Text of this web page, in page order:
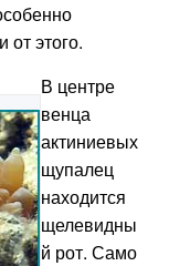
от этого.
В центре
венца
актиниевых
щупалец
находится
щелевидны
й рот. Само